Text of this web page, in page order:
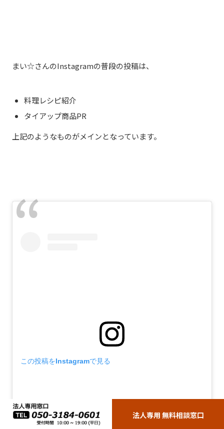
まい☆さんのInstagramの普段の投稿は、
料理レシピ紹介
タイアップ商品PR
上記のようなものがメインとなっています。
この投稿をInstagramで見る
法人専用 無料相談窓口